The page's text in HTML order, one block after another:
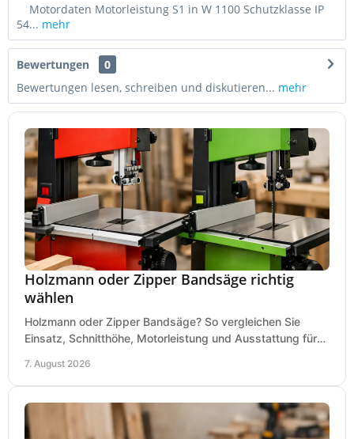
Motordaten Motorleistung S1 in W 1100 Schutzklasse IP
54... mehr
Bewertungen
0
Bewertungen lesen, schreiben und diskutieren... mehr
Holzmann oder Zipper Bandsäge richtig
wählen
Holzmann oder Zipper Bandsäge? So vergleichen Sie
Einsatz, Schnitthöhe, Motorleistung und Ausstattung für
7. August 2026